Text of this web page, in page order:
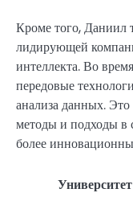
Кроме того, Даниил
лидирующей
интеллекта. Во
передовые
анализа данных.
методы и подходы в
более
Университет